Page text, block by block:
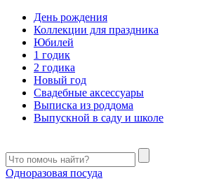
День рождения
Коллекции для праздника
Юбилей
1 годик
2 годика
Новый год
Свадебные аксессуары
Выписка из роддома
Выпускной в саду и школе
Одноразовая посуда